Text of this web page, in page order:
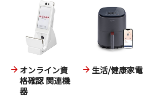
オンライン資
格確認 関連機
器
生活/健康家電